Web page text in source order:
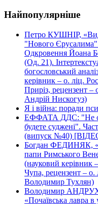
Найпопулярніше
Петро КУШНІР,
"Нового Єрусалима"
Одкровення Йоана
(Од. 21).
богословський
керівник – о. ліц.
Приріз, рецензент –
Андрій Нискогуз)
Я і війна: поради
ЕФФАТА ДДС: "Не
будете суджені".
(випуск №40)
Богдан ФЕДИНЯК,
папи Римського
(науковий керівник
Чупа, рецензент – о.
Володимир Тухлян)
Володимир
«Почаївська лавра в